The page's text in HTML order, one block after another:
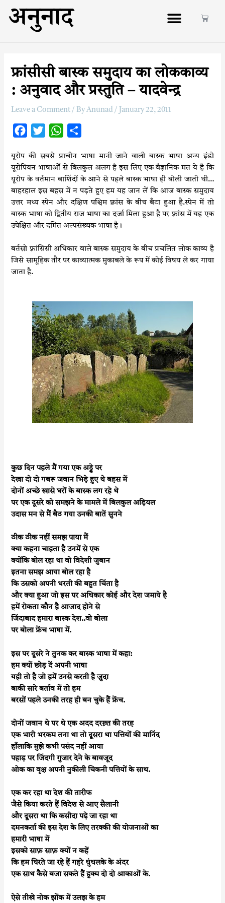
अनुनाद
फ्रांसीसी बास्क समुदाय का लोककाव्य
: अनुवाद और प्रस्तुति – यादवेन्द्र
Leave a Comment / ByAnunad/ January 22, 2011
c
b
o
o
k
i
t
e
r
W
a
t
s
A
p
p
a
r
e
यूरोप की सबसे प्राचीन भाषा मानी जाने वाली बास्क भाषा अन्य इंडो
यूरोपियन भाषाओँ से बिलकुल अलग है इस लिए एक वैज्ञानिक मत ये है कि
यूरोप के वर्तमान बाशिंदों के आने से पहले बास्क भाषा ही बोली जाती थी…
बाहरहाल इस बहस में न पड़ते हुए हम यह जान लें कि आज बास्क समुदाय
उत्तर मध्य स्पेन और दक्षिण पश्चिम फ़्रांस के बीच बँटा हुआ है.स्पेन में तो
बास्क भाषा को द्वितीय राज भाषा का दर्जा मिला हुआ है पर फ़्रांस में यह एक
उपेक्षित और दमित अल्पसंख्यक भाषा है।
बर्तसो फ़्रांसिसी अधिकार वाले बास्क समुदाय के बीच प्रचलित लोक काव्य है
जिसे सामूहिक तौर पर काव्यात्मक मुकाबले के रूप में कोई विषय ले कर गाया
जाता है.
कुछ दिन पहले मैं गया एक अड्डे पर
देखा दो दो गबरू जवान भिड़े हुए थे बहस में
दोनों अच्छे खासे घरों के बास्क लग रहे थे
पर एक दूसरे को समझने के मामले में बिलकुल अड़ियल
उदास मन से मैं बैठ गया उनकी बातें सुनने
ठीक ठीक नहीं समझ पाया मैं
क्या कहना चाहता है उनमें से एक
क्योंकि बोल रहा था वो विदेशी जुबान
इतना समझ आया बोल रहा है
कि उसको अपनी धरती की बहुत चिंता है
और क्या हुआ जो इस पर अधिकार कोई और देश जमाये है
हमें रोकता कौन है आजाद होने से
जिंदाबाद हमारा बास्क देश..वो बोला
पर बोला फ्रेंच भाषा में.
इस पर दूसरे ने तुनक कर बास्क भाषा में कहा:
हम क्यों छोड़ दें अपनी भाषा
यही तो है जो हमें उनसे करती है जुदा
बाकी सारे बर्ताव में तो हम
बरसों पहले उनकी तरह ही बन चुके हैं फ्रेंच.
दोनों जवान थे पर थे एक अदद दरख़्त की तरह
एक भारी भरकम तना था तो दूसरा था पत्तियों की मानिंद
हाँलाकि मुझे कभी पसंद नहीं आया
पहाड़ पर जिंदगी गुजार देने के बावजूद
ओक का वृक्ष अपनी नुकीली चिकनी पत्तियों के साथ.
एक कर रहा था देश की तारीफ
जैसे किया करते हैं विदेश से आए सैलानी
और दूसरा था कि कसीदा पढ़े जा रहा था
दमनकर्ता की इस देश के लिए तरक्की की योजनाओं का
हमारी भाषा में
इसको साफ़ साफ़ क्यों न कहें
कि हम घिरते जा रहे हैं गहरे धुंधलके के अंदर
एक साथ कैसे बजा सकते हैं हुक्म दो दो आकाओं के.
ऐसे तीखे नोक झोंक में उलझ के हम